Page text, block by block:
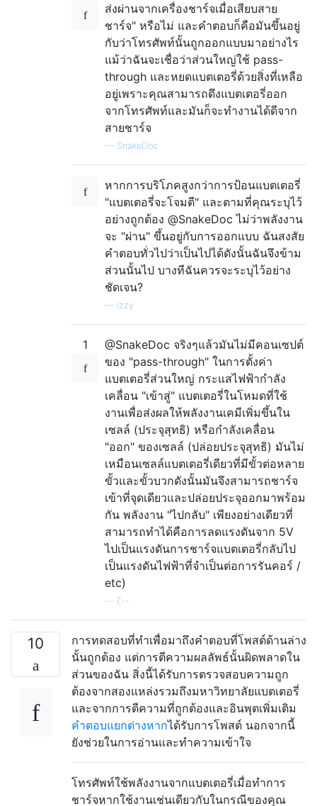
ส่งผ่านจากเครื่องชาร์จเมื่อเสียบสาย
ชาร์จ" หรือไม่ และคำตอบก็คือมันขึ้นอยู่
กับว่าโทรศัพท์นั้นถูกออกแบบมาอย่างไร
แม้ว่าฉันจะเชื่อว่าส่วนใหญ่ใช้ pass-
through และหยดแบตเตอรี่ด้วยสิ่งที่เหลือ
อยู่เพราะคุณสามารถดึงแบตเตอรี่ออก
จากโทรศัพท์และมันก็จะทำงานได้ดีจาก
สายชาร์จ
— SnakeDoc
หากการบริโภคสูงกว่าการป้อนแบตเตอรี่
"แบตเตอรี่จะโจมตี" และตามที่คุณระบุไว้
อย่างถูกต้อง @SnakeDoc ไม่ว่าพลังงาน
จะ "ผ่าน" ขึ้นอยู่กับการออกแบบ ฉันสงสัย
คำตอบทั่วไปว่าเป็นไปได้ดังนั้นฉันจึงข้าม
ส่วนนั้นไป บางทีฉันควรจะระบุไว้อย่าง
ชัดเจน?
— Izzy
1
@SnakeDoc จริงๆแล้วมันไม่มีคอนเซปต์
ของ "pass-through" ในการตั้งค่า
แบตเตอรี่ส่วนใหญ่ กระแสไฟฟ้ากำลัง
เคลื่อน "เข้าสู่" แบตเตอรี่ในโหมดที่ใช้
งานเพื่อส่งผลให้พลังงานเคมีเพิ่มขึ้นใน
เซลล์ (ประจุสุทธิ) หรือกำลังเคลื่อน
"ออก" ของเซลล์ (ปล่อยประจุสุทธิ) มันไม่
เหมือนเซลล์แบตเตอรี่เดียวที่มีขั้วต่อหลาย
ขั้วและขั้วบวกดังนั้นมันจึงสามารถชาร์จ
เข้าที่จุดเดียวและปล่อยประจุออกมาพร้อม
กัน พลังงาน "ไปกลับ" เพียงอย่างเดียวที่
สามารถทำได้คือการลดแรงดันจาก 5V
ไปเป็นแรงดันการชาร์จแบตเตอรี่กลับไป
เป็นแรงดันไฟฟ้าที่จำเป็นต่อการรันคอร์ /
etc)
ζ--
10
การทดสอบที่ทำเพื่อมาถึงคำตอบที่โพสต์ด้านล่าง
นั้นถูกต้อง แต่การตีความผลลัพธ์นั้นผิดพลาดใน
ส่วนของฉัน สิ่งนี้ได้รับการตรวจสอบความถูก
ต้องจากสองแหล่งรวมถึงมหาวิทยาลัยแบตเตอรี่
และจากการตีความที่ถูกต้องและอินพุตเพิ่มเติม
คำตอบแยกต่างหากได้รับการโพสต์ นอกจากนี้
ยังช่วยในการอ่านและทำความเข้าใจ
โทรศัพท์ใช้พลังงานจากแบตเตอรี่เมื่อทำการ
ชาร์จหากใช้งานเช่นเดียวกับในกรณีของคุณ